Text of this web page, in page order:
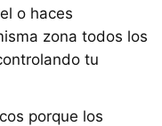
o haces
zona todos los
tu
porque los